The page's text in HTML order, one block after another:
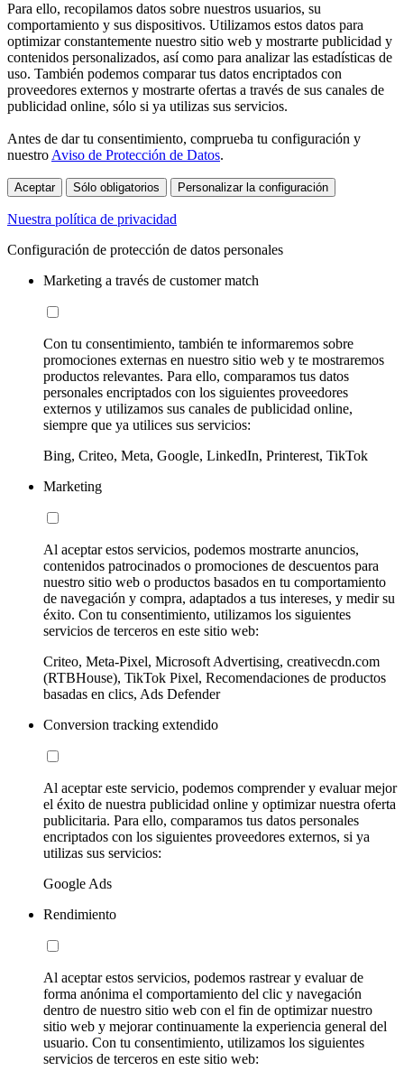
Para ello, recopilamos datos sobre nuestros usuarios, su
comportamiento y sus dispositivos. Utilizamos estos datos para
optimizar constantemente nuestro sitio web y mostrarte publicidad y
contenidos personalizados, así como para analizar las estadísticas de
uso. También podemos comparar tus datos encriptados con
proveedores externos y mostrarte ofertas a través de sus canales de
publicidad online, sólo si ya utilizas sus servicios.
Antes de dar tu consentimiento, comprueba tu configuración y
nuestro Aviso de Protección de Datos.
Aceptar Sólo obligatorios Personalizar la configuración
Nuestra política de privacidad
Configuración de protección de datos personales
Marketing a través de customer match
Con tu consentimiento, también te informaremos sobre
promociones externas en nuestro sitio web y te mostraremos
productos relevantes. Para ello, comparamos tus datos
personales encriptados con los siguientes proveedores
externos y utilizamos sus canales de publicidad online,
siempre que ya utilices sus servicios:
Bing, Criteo, Meta, Google, LinkedIn, Printerest, TikTok
Marketing
Al aceptar estos servicios, podemos mostrarte anuncios,
contenidos patrocinados o promociones de descuentos para
nuestro sitio web o productos basados en tu comportamiento
de navegación y compra, adaptados a tus intereses, y medir su
éxito. Con tu consentimiento, utilizamos los siguientes
servicios de terceros en este sitio web:
Criteo, Meta-Pixel, Microsoft Advertising, creativecdn.com
(RTBHouse), TikTok Pixel, Recomendaciones de productos
basadas en clics, Ads Defender
Conversion tracking extendido
Al aceptar este servicio, podemos comprender y evaluar mejor
el éxito de nuestra publicidad online y optimizar nuestra oferta
publicitaria. Para ello, comparamos tus datos personales
encriptados con los siguientes proveedores externos, si ya
utilizas sus servicios:
Google Ads
Rendimiento
Al aceptar estos servicios, podemos rastrear y evaluar de
forma anónima el comportamiento del clic y navegación
dentro de nuestro sitio web con el fin de optimizar nuestro
sitio web y mejorar continuamente la experiencia general del
usuario. Con tu consentimiento, utilizamos los siguientes
servicios de terceros en este sitio web: